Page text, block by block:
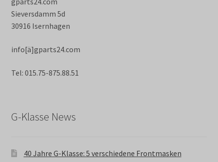
Sieversdamm 5d
30916 Isernhagen
info[ä]gparts24.com
Tel: 015.75-875.88.51
G-Klasse News
40 Jahre G-Klasse: 5 verschiedene Frontmasken